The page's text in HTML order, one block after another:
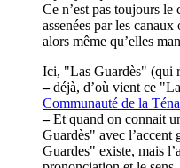
Ce n’est pas toujours
assenées par les
alors même qu’elles
Ici, "Las Guardès" (qui
–déjà, d’où vient ce
Communauté de la
–Et quand on connait
Guardès" avec l’accent
Guardes" existe, mais